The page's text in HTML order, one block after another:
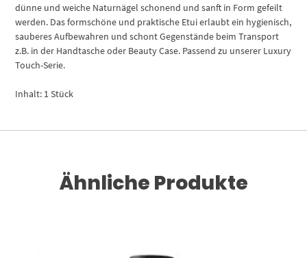
dünne und weiche Naturnägel schonend und sanft in Form gefeilt
werden. Das formschöne und praktische Etui erlaubt ein hygienisch,
sauberes Aufbewahren und schont Gegenstände beim Transport
z.B. in der Handtasche oder Beauty Case. Passend zu unserer Luxury
Touch-Serie.
Inhalt: 1 Stück
Ähnliche Produkte